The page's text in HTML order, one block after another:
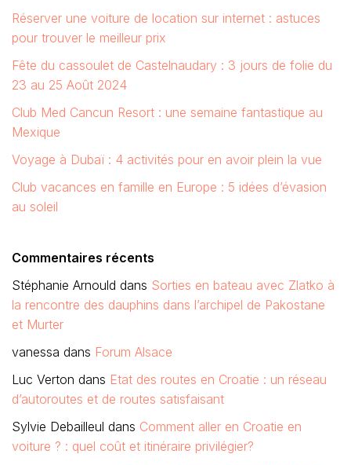
Réserver une voiture de location sur internet : astuces
pour trouver le meilleur prix
Fête du cassoulet de Castelnaudary : 3 jours de folie du
23 au 25 Août 2024
Club Med Cancun Resort : une semaine fantastique au
Mexique
Voyage à Dubaï : 4 activités pour en avoir plein la vue
Club vacances en famille en Europe : 5 idées d’évasion
au soleil
Commentaires récents
Stéphanie Arnould dans Sorties en bateau avec Zlatko à
la rencontre des dauphins dans l’archipel de Pakostane
et Murter
vanessa dans Forum Alsace
Luc Verton dans Etat des routes en Croatie : un réseau
d’autoroutes et de routes satisfaisant
Sylvie Debailleul dans Comment aller en Croatie en
voiture ? : quel coût et itinéraire privilégier?